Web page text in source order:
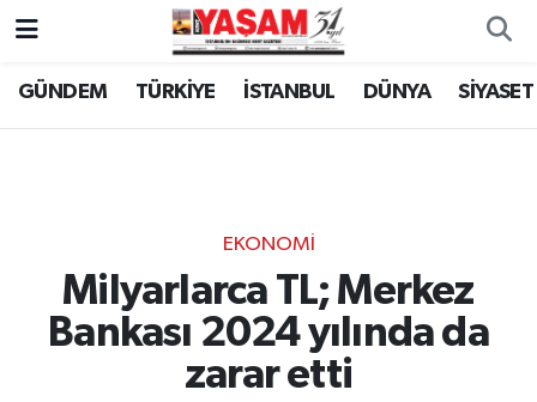
GÜNDEM TÜRKİYE İSTANBUL DÜNYA SİYASET
EKONOMİ
Milyarlarca TL; Merkez
Bankası 2024 yılında da
zarar etti